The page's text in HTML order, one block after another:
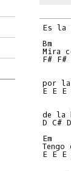
Es la
Bm
Mira
F#
por la
E E
de la
D C#
Em
E E